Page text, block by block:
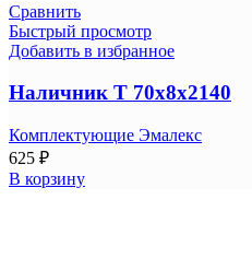
Сравнить
Быстрый просмотр
Добавить в избранное
Наличник Т 70х8х2140
Комплектующие Эмалекс
625 ₽
В корзину